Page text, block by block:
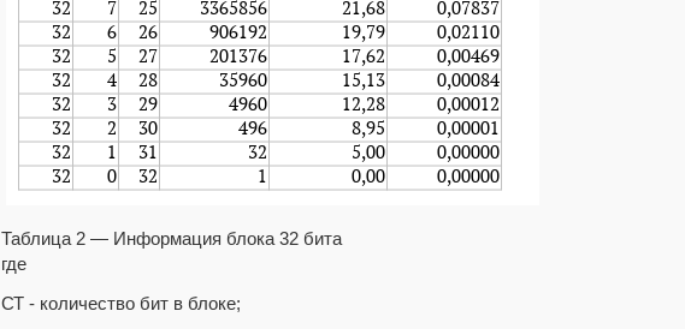
Таблица 2 — Информация блока 32 бита
где
СТ - количество бит в блоке;